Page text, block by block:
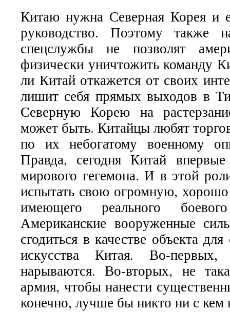
Китаю нужна Северная Корея и
руководство. Поэтому также
спецслужбы не позволят
физически уничтожить команду
ли Китай откажется от своих
лишит себя прямых выходов в
Северную Корею на
может быть. Китайцы любят
по их небогатому военному
Правда, сегодня Китай
мирового гегемона. И в этой
испытать свою огромную,
имеющего реального
Американские вооруженные
сгодиться в качестве объекта
искусства Китая. Во-
нарываются. Во-вторых, не
армия, чтобы нанести
конечно, лучше бы никто ни с кем